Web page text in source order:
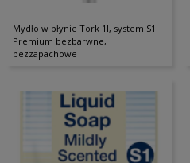
Mydło w płynie Tork 1l, system S1
Premium bezbarwne,
bezzapachowe